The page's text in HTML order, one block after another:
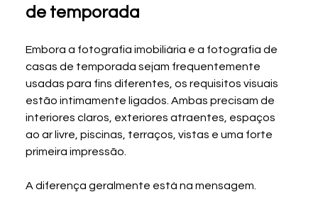
de temporada
Embora a fotografia imobiliária e a fotografia de
casas de temporada sejam frequentemente
usadas para fins diferentes, os requisitos visuais
estão intimamente ligados. Ambas precisam de
interiores claros, exteriores atraentes, espaços
ao ar livre, piscinas, terraços, vistas e uma forte
primeira impressão.
A diferença geralmente está na mensagem.